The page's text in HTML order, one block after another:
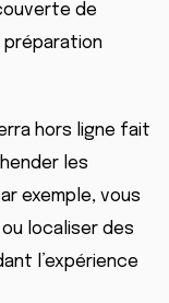
de
préparation
hors ligne fait
les
exemple, vous
localiser des
l’expérience